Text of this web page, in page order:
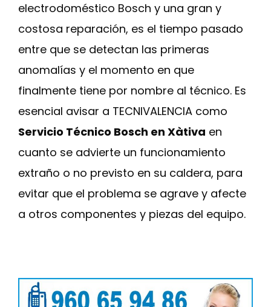
electrodoméstico Bosch y una gran y
costosa reparación, es el tiempo pasado
entre que se detectan las primeras
anomalías y el momento en que
finalmente tiene por nombre al técnico. Es
esencial avisar a TECNIVALENCIA como
Servicio Técnico Bosch en Xàtiva en
cuanto se advierte un funcionamiento
extraño o no previsto en su caldera, para
evitar que el problema se agrave y afecte
a otros componentes y piezas del equipo.